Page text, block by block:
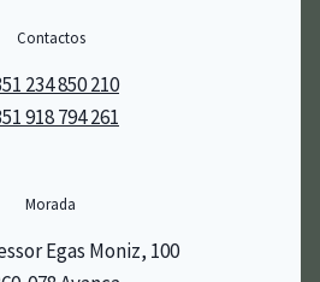
Contactos
234 850 210
918 794 261
Morada
Egas Moniz, 100